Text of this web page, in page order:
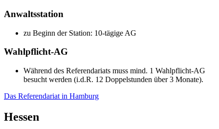
Anwaltsstation
zu Beginn der Station: 10-tägige AG
Wahlpflicht-AG
Während des Referendariats muss mind. 1 Wahlpflicht-AG
besucht werden (i.d.R. 12 Doppelstunden über 3 Monate).
Das Referendariat in Hamburg
Hessen